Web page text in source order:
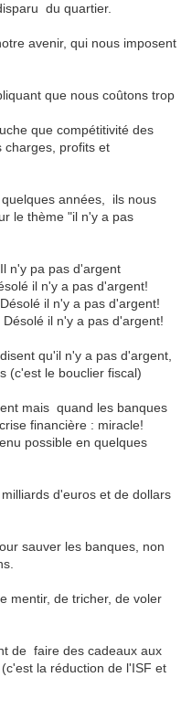
du quartier.
avenir, qui nous imposent
ant que nous coûtons trop
que compétitivité des
charges , profits et
quelques années ils nous
le thème "il n'y a pas
Il n'y pa pas d'argent
il n'y a pas d'argent!
Désolé il n'y a pas d'argent!
Désolé il n'y a pas d'argent!
disent qu'il n'y a pas d'argent,
(c'est le bouclier fiscal)
mais quand les banques
crise financière : miracle!
possible en quelques
milliards d'euros et de dollars
sauver les banques non
mentir, de tricher, de voler
de faire des cadeaux aux
(c'est la réduction de l'ISF et